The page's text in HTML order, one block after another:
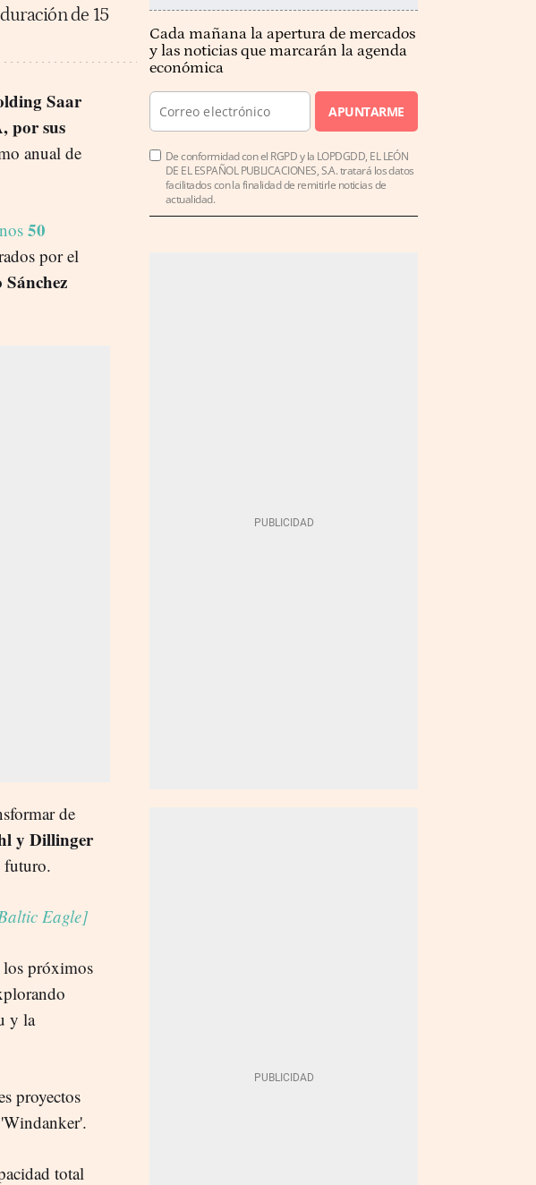
de 15
Saar
por sus
anual de
50
por el
de
y Dillinger
futuro.
Eagle]
los próximos
y la
proyectos
total
Cada mañana la apertura de mercados
y las noticias que marcarán la agenda
económica
APUNTARME
De conformidad con el RGPD y la LOPDGDD, EL LEÓN
DE EL ESPAÑOL PUBLICACIONES, S.A. tratará los datos
facilitados con la finalidad de remitirle noticias de
actualidad.